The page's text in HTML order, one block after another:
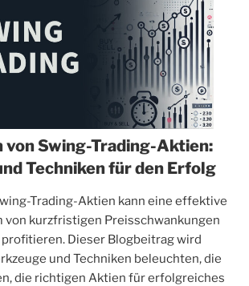
von Swing-Trading-Aktien:
Techniken für den Erfolg
Trading-Aktien kann eine effektive
von kurzfristigen Preisschwankungen
Dieser Blogbeitrag wird
und Techniken beleuchten, die
die richtigen Aktien für erfolgreiches